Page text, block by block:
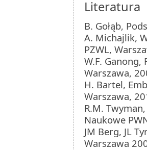
Literatura
B. Gołąb,
A. Michajlik,
PZWL,
W.F.
Warszawa,
H. Bartel,
Warszawa,
R.M.
Naukowe
JM Berg, JL
Warszawa